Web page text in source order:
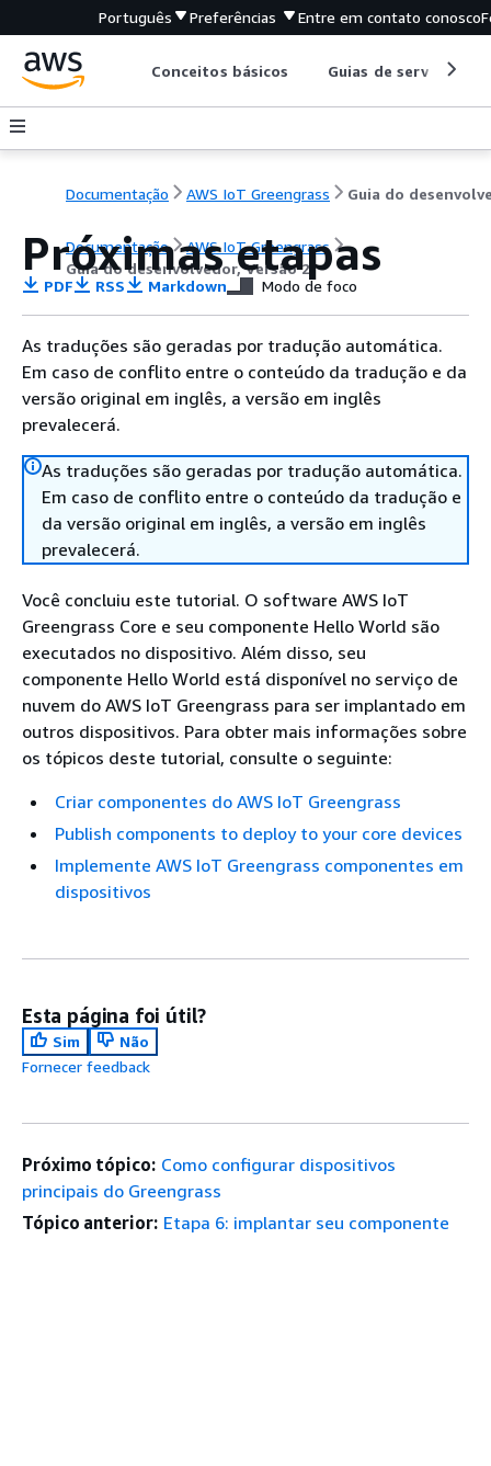
Português Preferências Entre em contato conosco
Conceitos básicos Guias de serviço
Documentação AWS IoT Greengrass
Documentação
AWS IoT Greengrass
Guia do desenvolvedor, Versão 2
Próximas etapas
PDF RSS Markdown Modo de foco
As traduções são geradas por tradução automática.
Em caso de conflito entre o conteúdo da tradução e da
versão original em inglês, a versão em inglês
prevalecerá.
As traduções são geradas por tradução automática.
Em caso de conflito entre o conteúdo da tradução e
da versão original em inglês, a versão em inglês
prevalecerá.
Você concluiu este tutorial. O software AWS IoT
Greengrass Core e seu componente Hello World são
executados no dispositivo. Além disso, seu
componente Hello World está disponível no serviço de
nuvem do AWS IoT Greengrass para ser implantado em
outros dispositivos. Para obter mais informações sobre
os tópicos deste tutorial, consulte o seguinte:
Criar componentes do AWS IoT Greengrass
Publish components to deploy to your core devices
Implemente AWS IoT Greengrass componentes em
dispositivos
Esta página foi útil?
Sim
Não
Fornecer feedback
Próximo tópico: Como configurar dispositivos
principais do Greengrass
Tópico anterior: Etapa 6: implantar seu componente